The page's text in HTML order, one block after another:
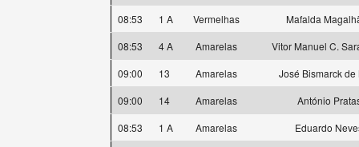
08:53
1 A Vermelhas
Mafalda
08:53
4 A Amarelas
Vitor Manuel C.
09:00
13 Amarelas
José Bismarck de
09:00
14 Amarelas
António
08:53
1 A Amarelas
Eduardo